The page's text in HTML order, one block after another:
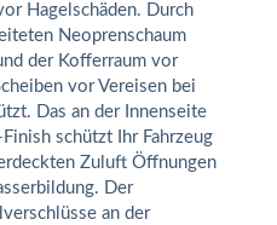
Hagelschäden. Durch
Neoprenschaum
der Kofferraum vor
vor Vereisen bei
Das an der Innenseite
schützt Ihr Fahrzeug
Zuluft Öffnungen
Der
an der